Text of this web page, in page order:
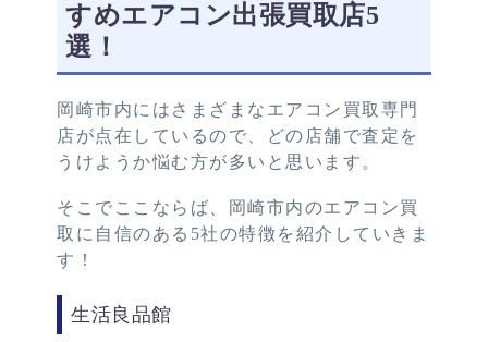
すめエアコン出張買取店5
選！
岡崎市内にはさまざまなエアコン買取専門
店が点在しているので、どの店舗で査定を
うけようか悩む方が多いと思います。
そこでここならば、岡崎市内のエアコン買
取に自信のある5社の特徴を紹介していきま
す！
生活良品館